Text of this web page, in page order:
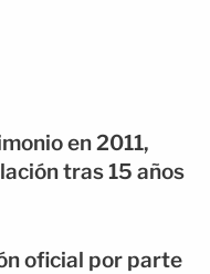
en 2011,
tras 15 años
oficial por parte